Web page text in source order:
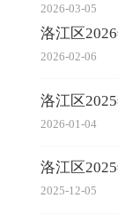
2026-03-05
洛江区
2026-02-06
洛江区
2026-01-04
洛江区
2025-12-05